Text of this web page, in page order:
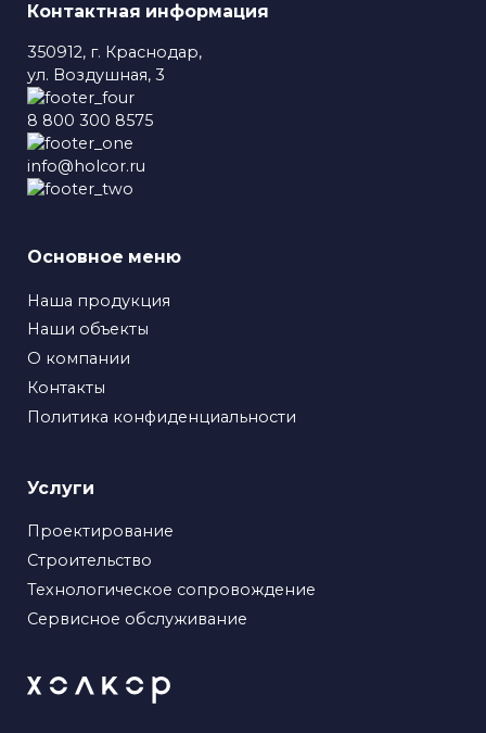
Контактная информация
350912, г. Краснодар,
ул. Воздушная, 3
8 800 300 8575
info@holcor.ru
Основное меню
Наша продукция
Наши объекты
О компании
Контакты
Политика конфиденциальности
Услуги
Проектирование
Строительство
Технологическое сопровождение
Сервисное обслуживание